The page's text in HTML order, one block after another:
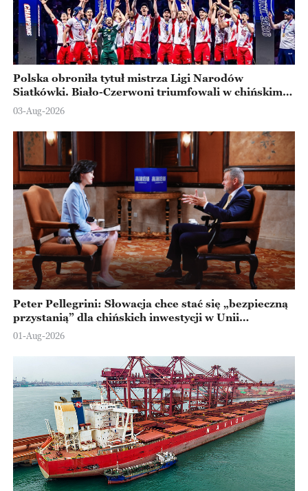
Polska obroniła tytuł mistrza Ligi Narodów
Siatkówki. Biało-Czerwoni triumfowali w chińskim
Ningbo
03-Aug-2026
Peter Pellegrini: Słowacja chce stać się „bezpieczną
przystanią” dla chińskich inwestycji w Unii
Europejskiej
01-Aug-2026